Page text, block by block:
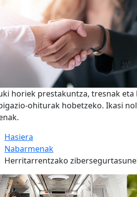
horiek prestakuntza, tresnak
ohiturak hobetzeko. Ikasi
Hasiera
Nabarmenak
Herritarrentzako